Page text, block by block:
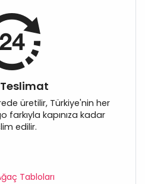
Teslimat
üretilir, Türkiye'nin her
farkıyla kapınıza kadar
edilir.
Tabloları